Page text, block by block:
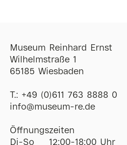
Museum Reinhard Ernst
Wilhelmstraße 1
65185 Wiesbaden
T.: +49 (0)611 763 8888 0
ofni@museum-re de
Öffnungszeiten
Di-So
12:00-18:00 Uhr